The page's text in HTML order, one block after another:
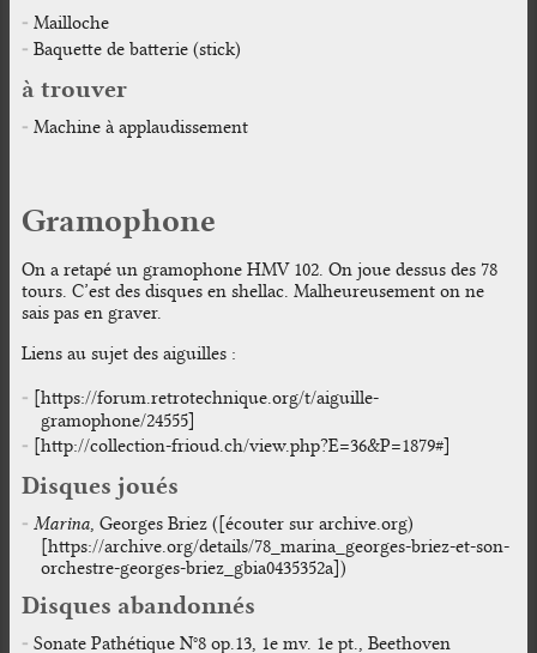
Mailloche
Baquette de batterie (stick)
à trouver
Machine à applaudissement
Gramophone
On a retapé un gramophone HMV 102. On joue dessus des 78
tours. C’est des disques en shellac. Malheureusement on ne
sais pas en graver.
Liens au sujet des aiguilles :
[https://forum.retrotechnique.org/t/aiguille-
gramophone/24555]
[http://collection-frioud.ch/view.php?E=36&P=1879#]
Disques joués
Marina, Georges Briez ([écouter sur archive.org)
[https://archive.org/details/78_marina_georges-briez-et-son-
orchestre-georges-briez_gbia0435352a])
Disques abandonnés
Sonate Pathétique N°8 op.13, 1e mv. 1e pt., Beethoven